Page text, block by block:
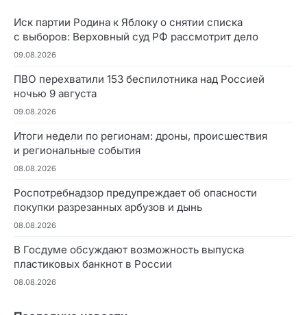
Иск партии Родина к Яблоку о снятии списка
с выборов: Верховный суд РФ рассмотрит дело
09.08.2026
ПВО перехватили 153 беспилотника над Россией
ночью 9 августа
09.08.2026
Итоги недели по регионам: дроны, происшествия
и региональные события
08.08.2026
Роспотребнадзор предупреждает об опасности
покупки разрезанных арбузов и дынь
08.08.2026
В Госдуме обсуждают возможность выпуска
пластиковых банкнот в России
08.08.2026